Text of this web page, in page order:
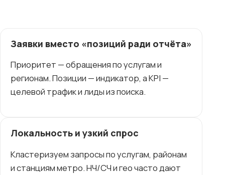
Заявки вместо «позиций ради отчёта»
Приоритет — обращения по услугам и
регионам. Позиции — индикатор, а KPI —
целевой трафик и лиды из поиска.
Локальность и узкий спрос
Кластеризуем запросы по услугам, районам
и станциям метро. НЧ/СЧ и гео часто дают